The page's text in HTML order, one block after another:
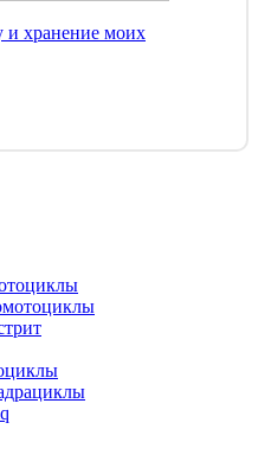
и хранение моих